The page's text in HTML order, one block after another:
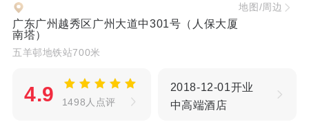
广东广州越秀区广州大道中301号（人保大厦
南塔）
五羊邨地铁站700米
地图/周边
4.9 1498人点评
2018-12-01开业
中高端酒店